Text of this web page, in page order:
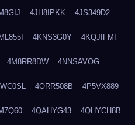
4JH8IPKK 4JS349D2
4KNS3G0Y 4KQJIFMI
4M8RR8DW 4NNSAVOG
4ORR508B 4P5VX889
4QAHYG43 4QHYCH8B